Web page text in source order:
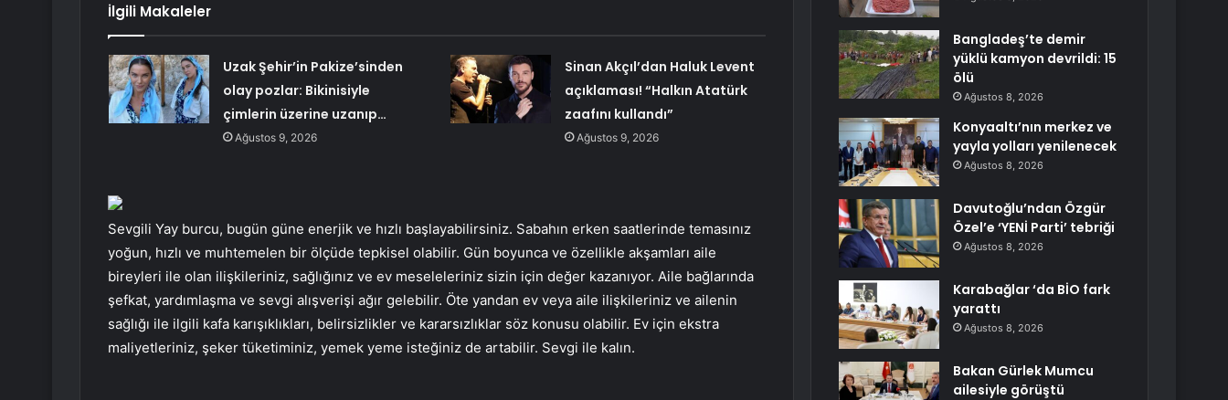
İlgili Makaleler
Uzak Şehir’in Pakize’sinden
olay pozlar: Bikinisiyle
çimlerin üzerine uzanıp…
Ağustos 9, 2026
Sinan Akçıl’dan Haluk Levent
açıklaması! “Halkın Atatürk
zaafını kullandı”
Ağustos 9, 2026
Sevgili Yay burcu, bugün güne enerjik ve hızlı başlayabilirsiniz. Sabahın erken saatlerinde temasınız
yoğun, hızlı ve muhtemelen bir ölçüde tepkisel olabilir. Gün boyunca ve özellikle akşamları aile
bireyleri ile olan ilişkileriniz, sağlığınız ve ev meseleleriniz sizin için değer kazanıyor. Aile bağlarında
şefkat, yardımlaşma ve sevgi alışverişi ağır gelebilir. Öte yandan ev veya aile ilişkileriniz ve ailenin
sağlığı ile ilgili kafa karışıklıkları, belirsizlikler ve kararsızlıklar söz konusu olabilir. Ev için ekstra
maliyetleriniz, şeker tüketiminiz, yemek yeme isteğiniz de artabilir. Sevgi ile kalın.
Bangladeş’te demir
yüklü kamyon devrildi: 15
ölü
Ağustos 8, 2026
Konyaaltı’nın merkez ve
yayla yolları yenilenecek
Ağustos 8, 2026
Davutoğlu’ndan Özgür
Özel’e ‘YENİ Parti’ tebriği
Ağustos 8, 2026
Karabağlar ‘da BİO fark
yarattı
Ağustos 8, 2026
Bakan Gürlek Mumcu
ailesiyle görüştü